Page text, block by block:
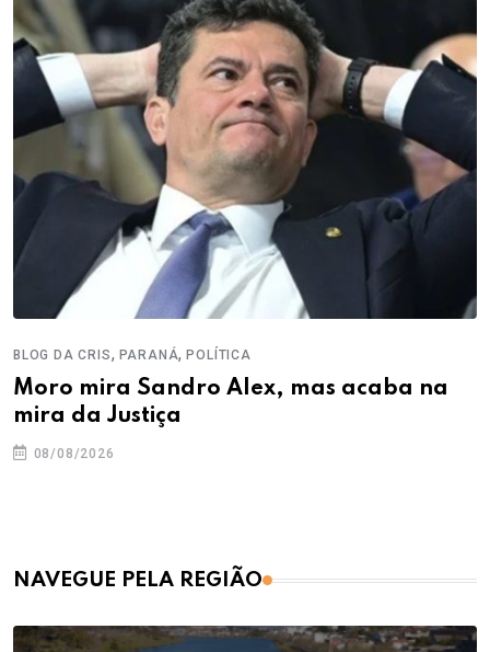
BLOG DA CRIS, PARANÁ,POLÍTICA
Moro mira Sandro Alex, mas acaba na
mira da Justiça
08/08/2026
NAVEGUE PELA REGIÃO